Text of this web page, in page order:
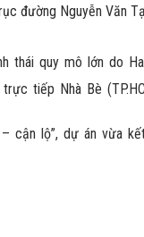
đường Nguyễn Văn
thái quy mô lớn do
tiếp Nhà Bè
cận lộ”, dự án vừa